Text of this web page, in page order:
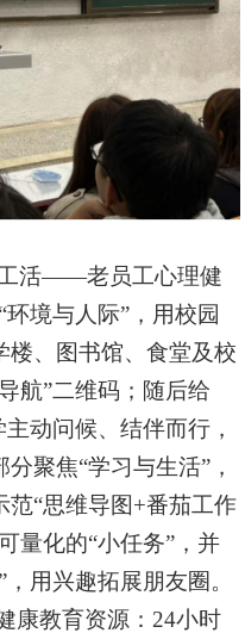
活——老员工心理健
境与人际”，用校园
楼、图书馆、食堂及校
航”二维码；随后给
动问候、结伴而行，
聚焦“学习与生活”，
“思维导图+番茄工作
量化的“小任务”，并
用兴趣拓展朋友圈。
康教育资源：24小时